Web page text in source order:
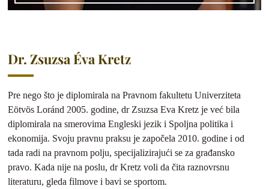
Dr. Zsuzsa Éva Kretz
Pre nego što je diplomirala na Pravnom fakultetu Univerziteta
Eötvös Loránd 2005. godine, dr Zsuzsa Eva Kretz je već bila
diplomirala na smerovima Engleski jezik i Spoljna politika i
ekonomija. Svoju pravnu praksu je započela 2010. godine i od
tada radi na pravnom polju, specijalizirajući se za građansko
pravo. Kada nije na poslu, dr Kretz voli da čita raznovrsnu
literaturu, gleda filmove i bavi se sportom.